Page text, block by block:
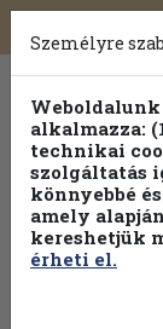
Toggle
Válogasson
Személyre
alkalmazza:
technikai
szolgáltatás
könnyebbé
amely
kereshetjük
érheti el.